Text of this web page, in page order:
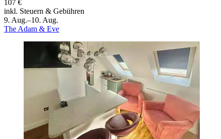
107 €
inkl. Steuern & Gebühren
9. Aug.–10. Aug.
The Adam & Eve